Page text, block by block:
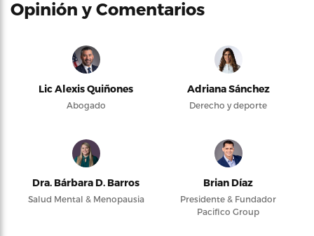
Opinión y Comentarios
Lic Alexis Quiñones
Abogado
Adriana Sánchez
Derecho y deporte
Dra. Bárbara D. Barros
Salud Mental & Menopausia
Brian Díaz
Presidente & Fundador
Pacifico Group